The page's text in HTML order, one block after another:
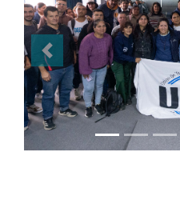
Previous